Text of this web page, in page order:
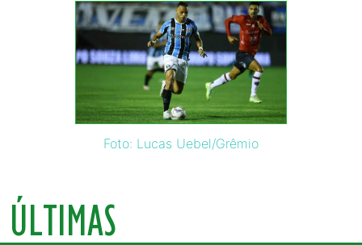
Foto: Lucas Uebel/Grêmio
ÚLTIMAS